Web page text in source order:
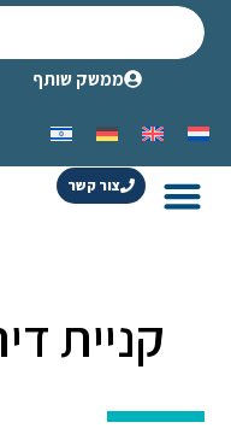
ממשק שותף
צור קשר
קניית